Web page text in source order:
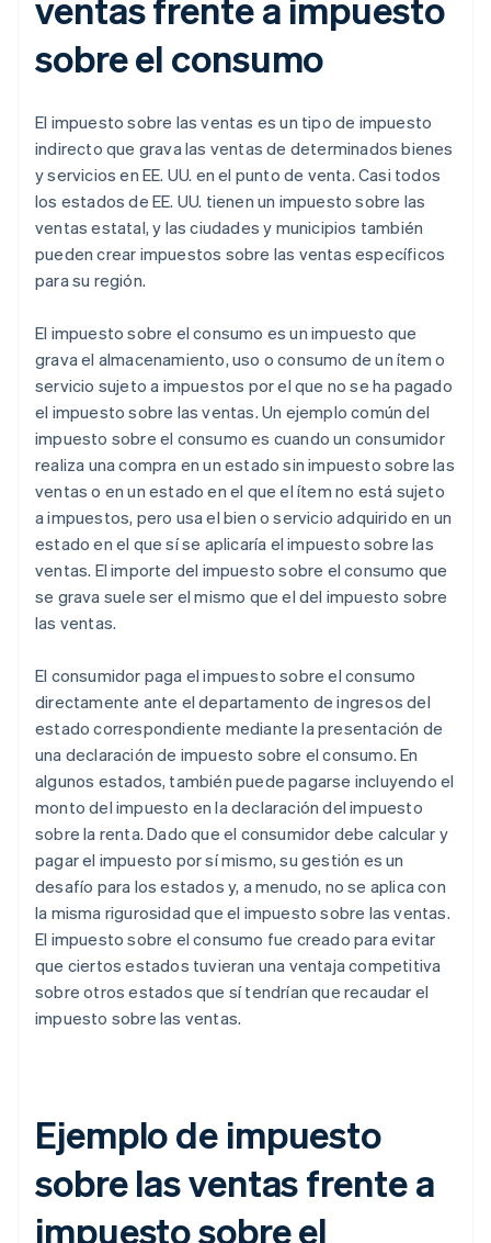
ventas frente a impuesto
sobre el consumo
El impuesto sobre las ventas es un tipo de impuesto
indirecto que grava las ventas de determinados bienes
y servicios en EE. UU. en el punto de venta. Casi todos
los estados de EE. UU. tienen un impuesto sobre las
ventas estatal, y las ciudades y municipios también
pueden crear impuestos sobre las ventas específicos
para su región.
El impuesto sobre el consumo es un impuesto que
grava el almacenamiento, uso o consumo de un ítem o
servicio sujeto a impuestos por el que no se ha pagado
el impuesto sobre las ventas. Un ejemplo común del
impuesto sobre el consumo es cuando un consumidor
realiza una compra en un estado sin impuesto sobre las
ventas o en un estado en el que el ítem no está sujeto
a impuestos, pero usa el bien o servicio adquirido en un
estado en el que sí se aplicaría el impuesto sobre las
ventas. El importe del impuesto sobre el consumo que
se grava suele ser el mismo que el del impuesto sobre
las ventas.
El consumidor paga el impuesto sobre el consumo
directamente ante el departamento de ingresos del
estado correspondiente mediante la presentación de
una declaración de impuesto sobre el consumo. En
algunos estados, también puede pagarse incluyendo el
monto del impuesto en la declaración del impuesto
sobre la renta. Dado que el consumidor debe calcular y
pagar el impuesto por sí mismo, su gestión es un
desafío para los estados y, a menudo, no se aplica con
la misma rigurosidad que el impuesto sobre las ventas.
El impuesto sobre el consumo fue creado para evitar
que ciertos estados tuvieran una ventaja competitiva
sobre otros estados que sí tendrían que recaudar el
impuesto sobre las ventas.
Ejemplo de impuesto
sobre las ventas frente a
impuesto sobre el